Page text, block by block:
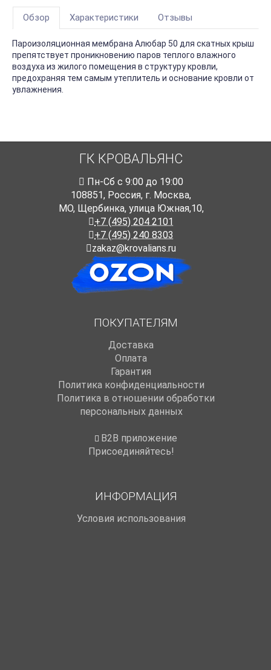
Обзор Характеристики Отзывы
Пароизоляционная мембрана Алюбар 50 для скатных крыш
препятствует проникновению паров теплого влажного
воздуха из жилого помещения в структуру кровли,
предохраняя тем самым утеплитель и основание кровли от
увлажнения.
ГК КРОВАЛЬЯНС
Пн-Cб с 9:00 до 19:00
108851, Россия, г. Москва,
МО, Щербинка, улица Южная,10,
+7 (495) 204 2101
+7 (495) 240 8303
zakaz@krovalians.ru
ПОКУПАТЕЛЯМ
Доставка
Оплата
Гарантия
Политика конфиденциальности
Политика в отношении обработки
персональных данных
B2B приложение
Присоединяйтесь!
ИНФОРМАЦИЯ
Условия использования